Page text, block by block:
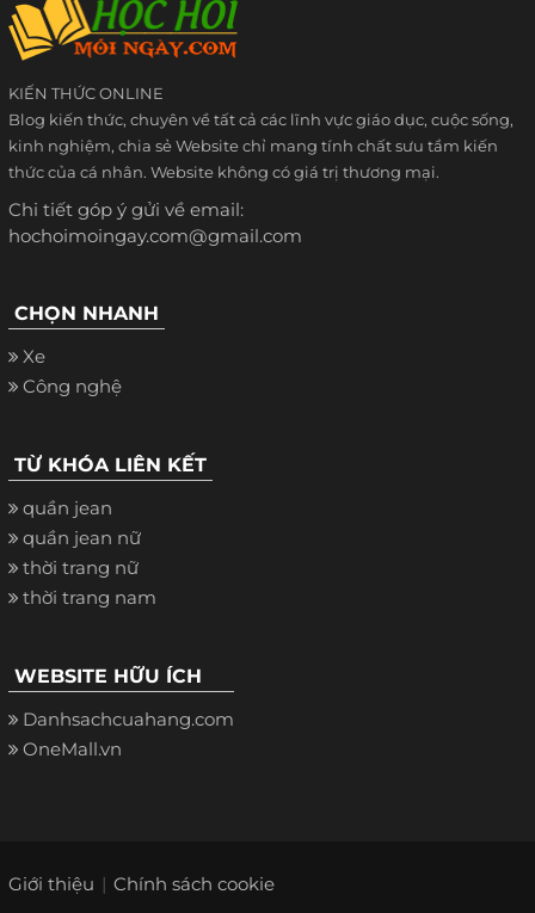
KIẾN THỨC ONLINE
Blog kiến thức, chuyên về tất cả các lĩnh vực giáo dục, cuộc sống,
kinh nghiệm, chia sẻ Website chỉ mang tính chất sưu tầm kiến
thức của cá nhân. Website không có giá trị thương mại.
Chi tiết góp ý gửi về email:
hochoimoingay.com@gmail.com
CHỌN NHANH
Xe
Công nghệ
TỪ KHÓA LIÊN KẾT
quần jean
quần jean nữ
thời trang nữ
thời trang nam
WEBSITE HỮU ÍCH
Danhsachcuahang.com
OneMall.vn
Giới thiệu Chính sách cookie